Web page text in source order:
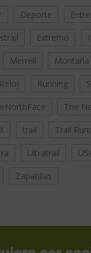
Deporte
Extremo
Merrell Montaña
Reloj Running
The
trail Trail
Ultratrail
Zapatillas